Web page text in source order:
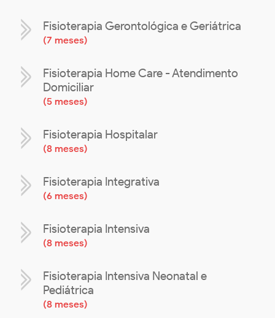
Fisioterapia Gerontológica e Geriátrica
(7 meses)
Fisioterapia Home Care - Atendimento
Domiciliar
(5 meses)
Fisioterapia Hospitalar
(8 meses)
Fisioterapia Integrativa
(6 meses)
Fisioterapia Intensiva
(8 meses)
Fisioterapia Intensiva Neonatal e
Pediátrica
(8 meses)